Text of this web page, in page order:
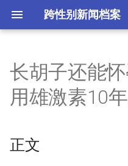
跨性别新闻档案
t
a
正文
摘要与附加信息
长胡子还能
用雄激素10
正文